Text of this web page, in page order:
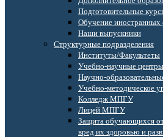
Подготовительные
Обучение иностранных
Наши выпускники
Структурные подразделения
Институты/Факультеты
Учебно-научные центры
Научно-
Учебно-методическое
Колледж МПГУ
Лицей МПГУ
Защита обучающихся
вред их здоровью и